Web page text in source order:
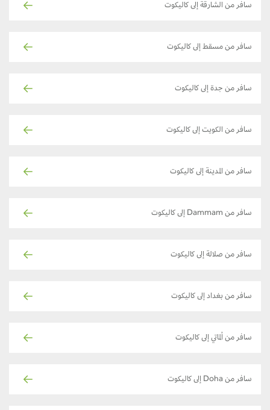
سافر من الشارقة إلى كاليكوت
سافر من مسقط إلى كاليكوت
سافر من جدة إلى كاليكوت
سافر من الكويت إلى كاليكوت
سافر من المدينة إلى كاليكوت
سافر من Dammam إلى كاليكوت
سافر من صلالة إلى كاليكوت
سافر من بغداد إلى كاليكوت
سافر من ألماتي إلى كاليكوت
سافر من Doha إلى كاليكوت